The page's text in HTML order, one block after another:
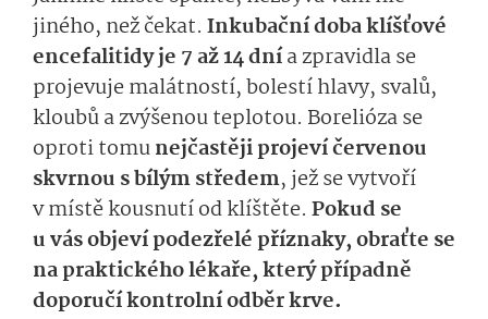
jiného, než čekat. Inkubační doba klíšťové
encefalitidy je 7 až 14 dnía zpravidla se
projevuje malátností, bolestí hlavy, svalů,
kloubů a zvýšenou teplotou. Borelióza se
oproti tomunejčastěji projeví červenou
skvrnou s bílým středem, jež se vytvoří
v místě kousnutí od klíštěte. Pokud se
u vás objeví podezřelé příznaky, obraťte se
na praktického lékaře, který případně
doporučí kontrolní odběr krve.